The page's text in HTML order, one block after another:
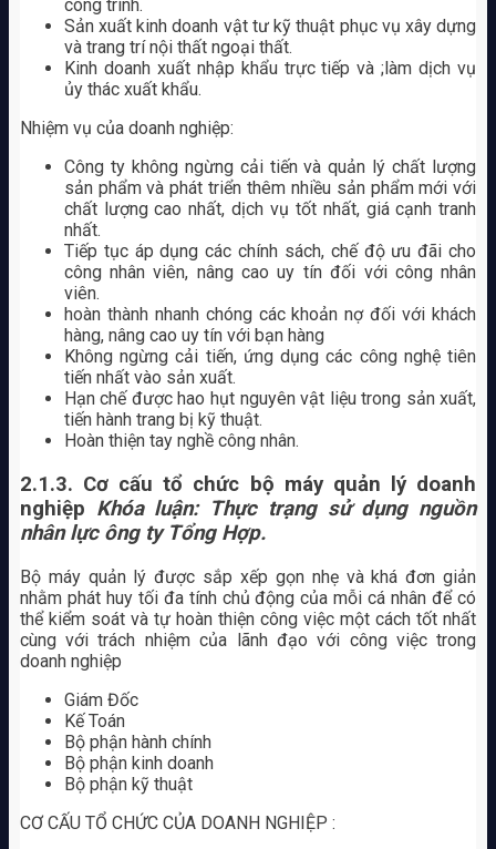
công trình.
Sản xuất kinh doanh vật tư kỹ thuật phục vụ xây dựng
và trang trí nội thất ngoại thất.
Kinh doanh xuất nhập khẩu trực tiếp và ;làm dịch vụ
ủy thác xuất khẩu.
Nhiệm vụ của doanh nghiệp:
Công ty không ngừng cải tiến và quản lý chất lượng
sản phẩm và phát triển thêm nhiều sản phẩm mới với
chất lượng cao nhất, dịch vụ tốt nhất, giá cạnh tranh
nhất.
Tiếp tục áp dụng các chính sách, chế độ ưu đãi cho
công nhân viên, nâng cao uy tín đối với công nhân
viên.
hoàn thành nhanh chóng các khoản nợ đối với khách
hàng, nâng cao uy tín với bạn hàng
Không ngừng cải tiến, ứng dụng các công nghệ tiên
tiến nhất vào sản xuất.
Hạn chế được hao hụt nguyên vật liệu trong sản xuất,
tiến hành trang bị kỹ thuật.
Hoàn thiện tay nghề công nhân.
2.1.3. Cơ cấu tổ chức bộ máy quản lý doanh
nghiệp Khóa luận: Thực trạng sử dụng nguồn
nhân lực ông ty Tổng Hợp.
Bộ máy quản lý được sắp xếp gọn nhẹ và khá đơn giản
nhằm phát huy tối đa tính chủ động của mỗi cá nhân để có
thể kiểm soát và tự hoàn thiện công việc một cách tốt nhất
cùng với trách nhiệm của lãnh đạo với công việc trong
doanh nghiệp
Giám Đốc
Kế Toán
Bộ phận hành chính
Bộ phận kinh doanh
Bộ phận kỹ thuật
CƠ CẤU TỔ CHỨC CỦA DOANH NGHIỆP :